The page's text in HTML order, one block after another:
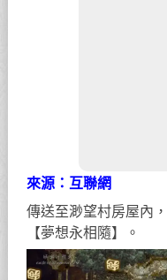
來源：互聯網
傳送至渺望村房屋內
【夢想永相隨】。